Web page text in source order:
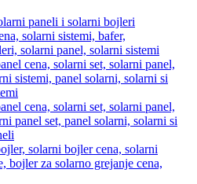
paneli i solarni bojleri